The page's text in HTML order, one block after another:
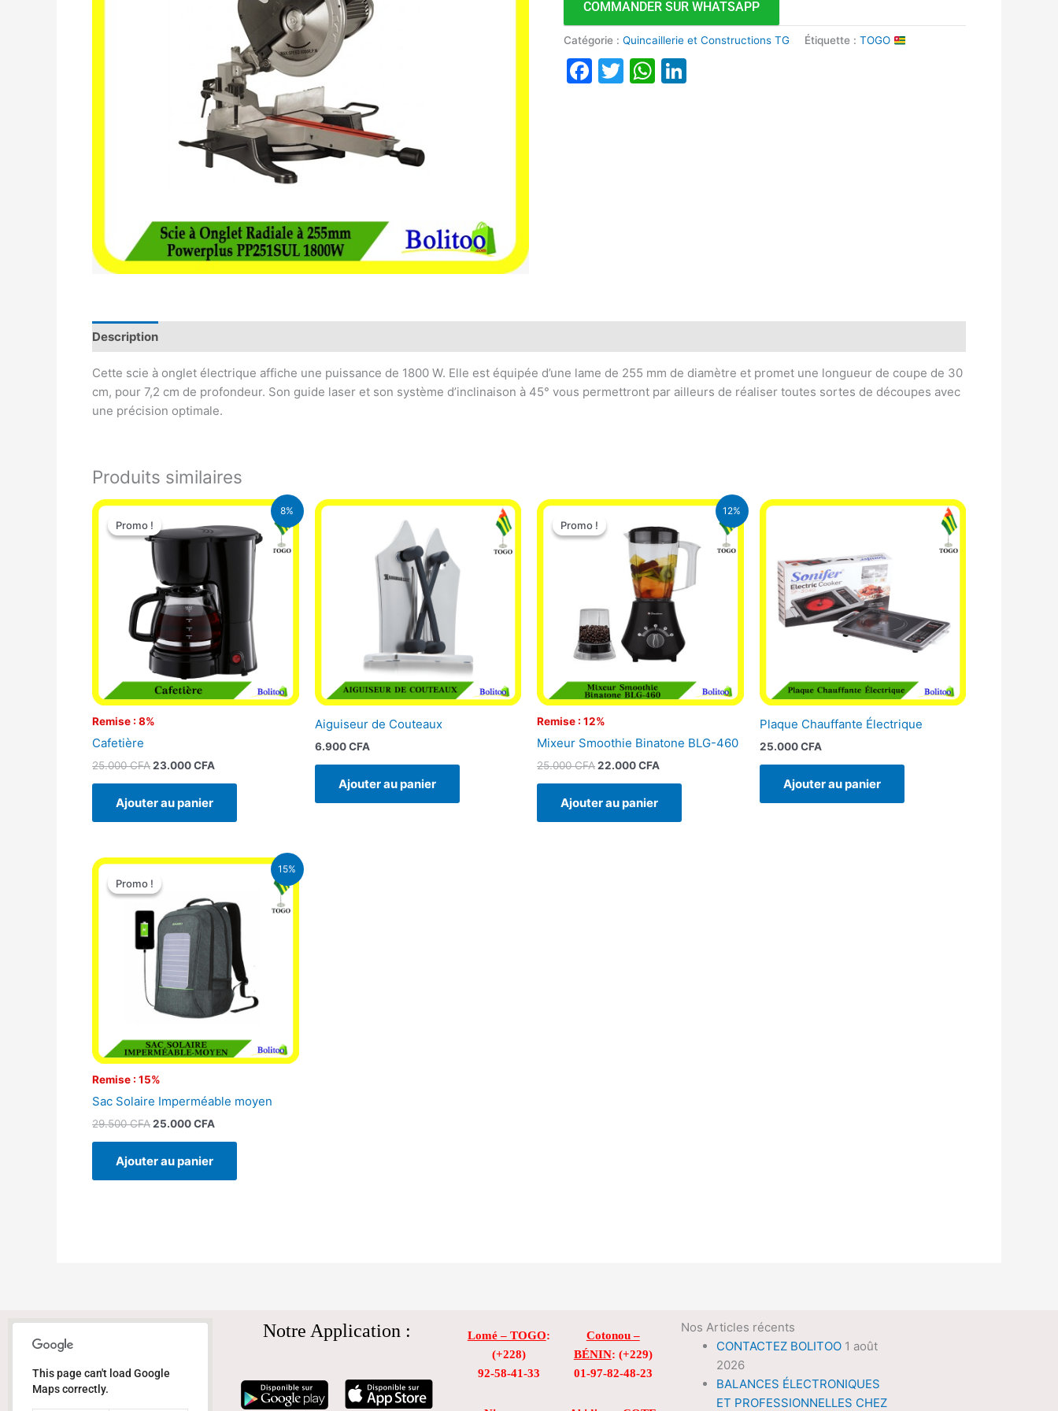
PP251SUL
1800W
COMMANDER SUR WHATSAPP
Catégorie :Quincaillerie et Constructions TG Étiquette :TOGO
Facebook
TwitterWhatsApp
Description
Cette scie à onglet électrique affiche une puissance de 1800 W. Elle est équipée d’une lame de 255 mm de diamètre et promet une longueur de coupe de 30
cm, pour 7,2 cm de profondeur. Son guide laser et son système d’inclinaison à 45° vous permettront par ailleurs de réaliser toutes sortes de découpes avec
une précision optimale.
Produits similaires
8%
Promo !
Remise : 8%
Promo !
Cafetière
25.000CFA
Le
initial
était :
25.000 CFA.
23.000CFA
Le
actuel
est :
23.000 CFA.
Ajouter au panier
Aiguiseur de Couteaux
6.900CFA
Ajouter au panier
12%
Promo !
Remise : 12%
Promo !
Mixeur Smoothie Binatone BLG-460
25.000CFA
Le
initial
25.000 CFA.
22.000CFA
Le
actuel
est :
22.000 CFA.
Ajouter au panier
Plaque Chauffante Électrique
25.000CFA
Ajouter au panier
15%
Promo !
Remise : 15%
Promo !
Sac Solaire Imperméable moyen
29.500CFA
Le
initial
29.500 CFA.
25.000CFA
Le
est :
25.000 CFA.
Ajouter au panier
This page can't load Google
Maps correctly.
Notre Application : Lomé – TOGO:
(+228)
92-58-41-33
Cotonou –
BÉNIN: (+229)
01-97-82-48-23
Nos Articles récents
CONTACTEZ BOLITOO 1 août
2026
BALANCES ÉLECTRONIQUES
ET PROFESSIONNELLES CHEZ